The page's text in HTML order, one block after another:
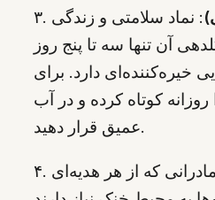
۳. : نماد سلامتی و زندگی
آن تنها سه تا پنج روز
خیره‌کننده‌ای دارد. برای
کوتاه کرده و در آب
عمیق قرار دهید.
۴. که از هر هدیه‌ای